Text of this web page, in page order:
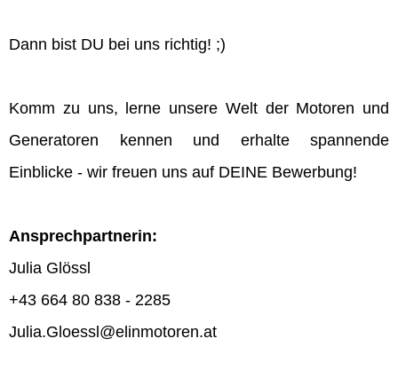
Dann bist DU bei uns richtig! ;)
Komm zu uns, lerne unsere Welt der Motoren und
Generatoren kennen und erhalte spannende
Einblicke - wir freuen uns auf DEINE Bewerbung!
Ansprechpartnerin:
Julia Glössl
+43 664 80 838 - 2285
Julia.Gloessl@elinmotoren.at